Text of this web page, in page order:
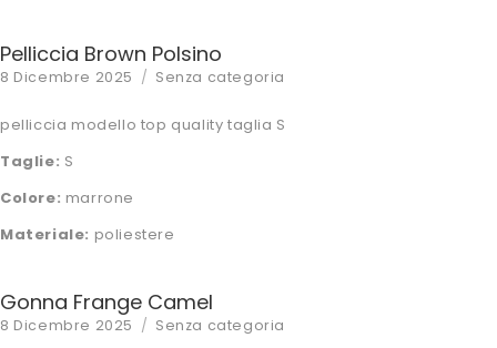
Pelliccia Brown Polsino
Posted
8 Dicembre 2025 Categories
Senza categoria
pelliccia modello top quality taglia S
Taglie: S
Colore: marrone
Materiale: poliestere
Gonna Frange Camel
Posted
8 Dicembre 2025 Categories
Senza categoria